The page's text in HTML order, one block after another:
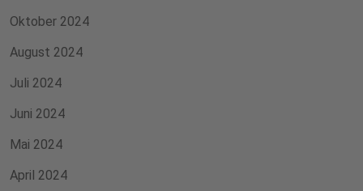
Oktober 2024
August 2024
Juli 2024
Juni 2024
Mai 2024
April 2024